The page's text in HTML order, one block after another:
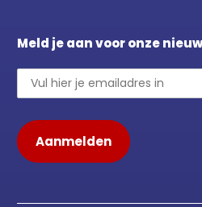
Meld je aan voor onze